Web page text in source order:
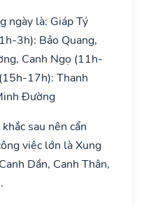
ngày là: Giáp Tý
3h): Bảo Quang,
Canh Ngọ (11h-
17h): Thanh
Đường
sau nên cẩn
việc lớn là Xung
Dần, Canh Thân,